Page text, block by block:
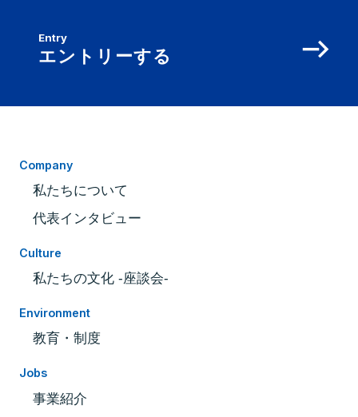
Entry
エントリーする
Company
私たちについて
代表インタビュー
Culture
私たちの文化 -座談会-
Environment
教育・制度
Jobs
事業紹介